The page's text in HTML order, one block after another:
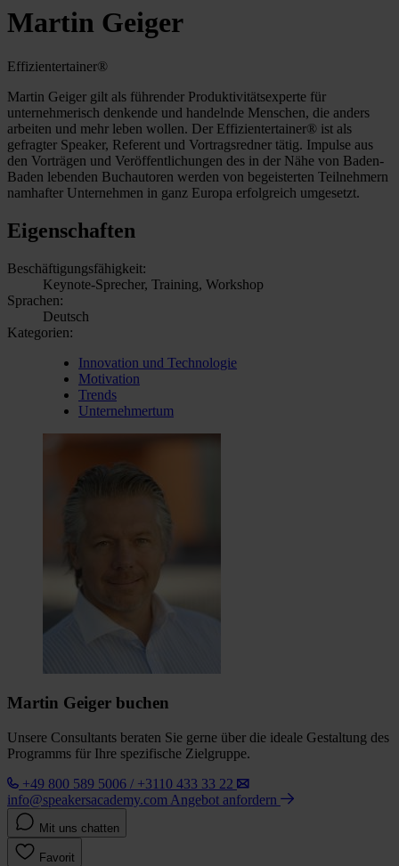
Martin Geiger
Effizientertainer®
Martin Geiger gilt als führender Produktivitätsexperte für
unternehmerisch denkende und handelnde Menschen, die anders
arbeiten und mehr leben wollen. Der Effizientertainer® ist als
gefragter Speaker, Referent und Vortragsredner tätig. Impulse aus
den Vorträgen und Veröffentlichungen des in der Nähe von Baden-
Baden lebenden Buchautoren werden von begeisterten Teilnehmern
namhafter Unternehmen in ganz Europa erfolgreich umgesetzt.
Eigenschaften
Beschäftigungsfähigkeit:
Keynote-Sprecher, Training, Workshop
Sprachen:
Deutsch
Kategorien:
Innovation und Technologie
Motivation
Trends
Unternehmertum
Martin Geiger buchen
Unsere Consultants beraten Sie gerne über die ideale Gestaltung des
Programms für Ihre spezifische Zielgruppe.
+49 800 589 5006 / +3110 433 33 22
info@speakersacademy.com Angebot anfordern
Mit uns chatten
Favorit